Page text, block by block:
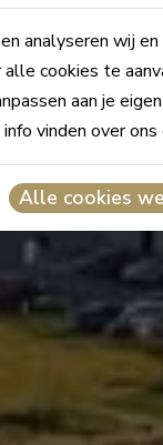
analyseren wij
cookies te
aan je
vinden over
Alle cookies